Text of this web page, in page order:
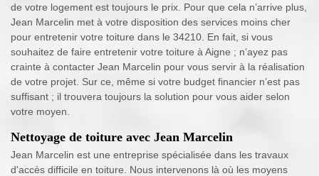
de votre logement est toujours le prix. Pour que cela n’arrive plus,
Jean Marcelin met à votre disposition des services moins cher
pour entretenir votre toiture dans le 34210. En fait, si vous
souhaitez de faire entretenir votre toiture à Aigne ; n’ayez pas
crainte à contacter Jean Marcelin pour vous servir à la réalisation
de votre projet. Sur ce, même si votre budget financier n’est pas
suffisant ; il trouvera toujours la solution pour vous aider selon
votre moyen.
Nettoyage de toiture avec Jean Marcelin
Jean Marcelin est une entreprise spécialisée dans les travaux
d'accès difficile en toiture. Nous intervenons là où les moyens